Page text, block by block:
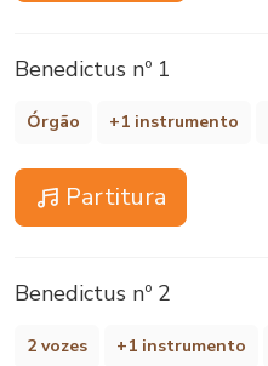
Benedictus nº 1
Órgão +1 instrumento
Partitura
Benedictus nº 2
2 vozes +1 instrumento